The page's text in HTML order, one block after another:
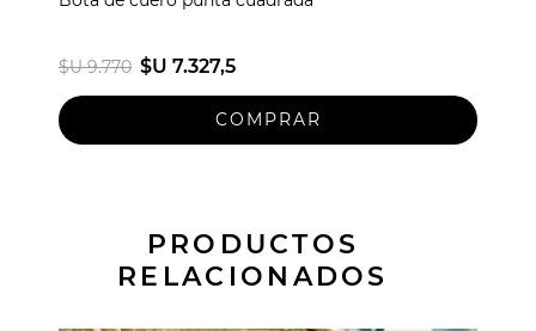
$U 9.770 $U 7.327,5
PRODUCTOS
RELACIONADOS